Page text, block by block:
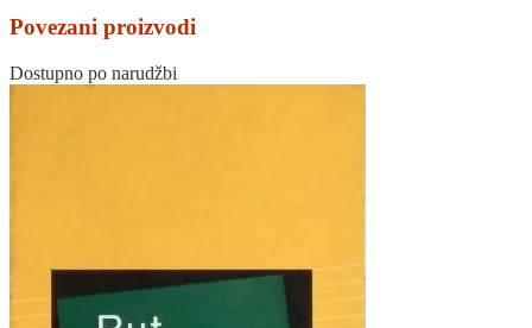
Povezani proizvodi
Dostupno po narudžbi